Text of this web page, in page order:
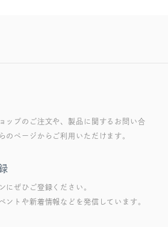
ップのご注文や、製品に関するお問い合
のページからご利用いただけます。
にぜひご登録ください。
ントや新着情報などを発信しています。